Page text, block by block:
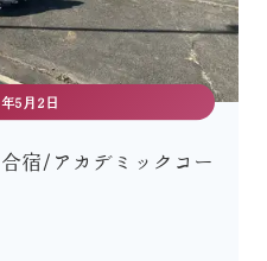
5月2日
宿/アカデミックコー